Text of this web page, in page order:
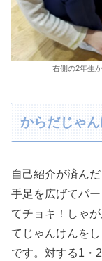
右側の2年生
からだじゃ
自己紹介が済ん
手足を広げてパ
てチョキ！しゃ
てじゃんけんを
です。対する1・